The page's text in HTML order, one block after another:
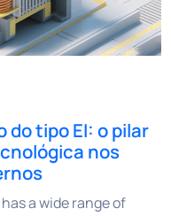
tipo EI: o pilar
nos
a wide range of